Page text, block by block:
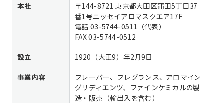
本社
〒144-8721 東京都大田区蒲田5丁目37
番1号ニッセイアロマスクエア17F
電話 03-5744-0511
（代表）
FAX 03-5744-0512
設立 1920（大正9）年2月9日
事業内容
フレーバー、フレグランス、アロマイン
グリディエンツ、ファインケミカルの製
造・販売（輸出入を含む）